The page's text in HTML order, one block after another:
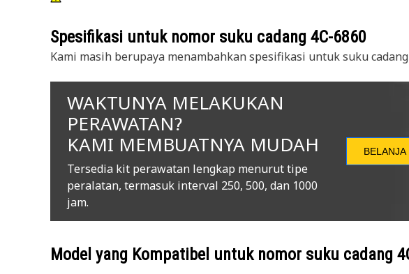
Spesifikasi untuk nomor suku cadang 4C-6860
Kami masih berupaya menambahkan spesifikasi untuk suku
WAKTUNYA MELAKUKAN
PERAWATAN?
KAMI MEMBUATNYA MUDAH
Tersedia kit perawatan lengkap menurut tipe
peralatan, termasuk interval 250, 500, dan 1000
jam.
BELANJA
Model yang Kompatibel untuk nomor suku cadang